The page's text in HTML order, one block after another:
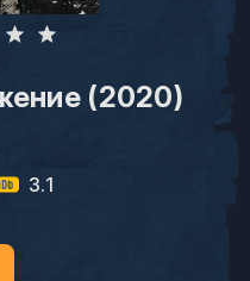
(2020)
3.1